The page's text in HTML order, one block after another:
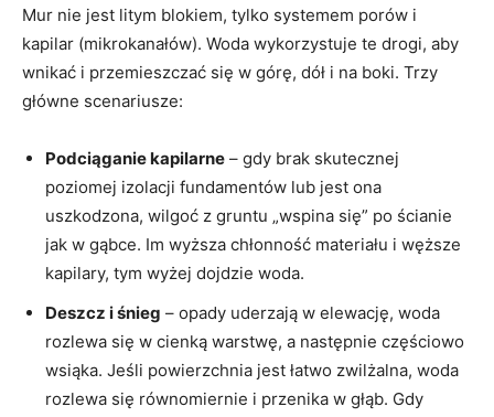
Mur nie jest litym blokiem, tylko systemem porów i
kapilar (mikrokanałów). Woda wykorzystuje te drogi, aby
wnikać i przemieszczać się w górę, dół i na boki. Trzy
główne scenariusze:
Podciąganie kapilarne – gdy brak skutecznej
poziomej izolacji fundamentów lub jest ona
uszkodzona, wilgoć z gruntu „wspina się” po ścianie
jak w gąbce. Im wyższa chłonność materiału i węższe
kapilary, tym wyżej dojdzie woda.
Deszcz i śnieg – opady uderzają w elewację, woda
rozlewa się w cienką warstwę, a następnie częściowo
wsiąka. Jeśli powierzchnia jest łatwo zwilżalna, woda
rozlewa się równomiernie i przenika w głąb. Gdy